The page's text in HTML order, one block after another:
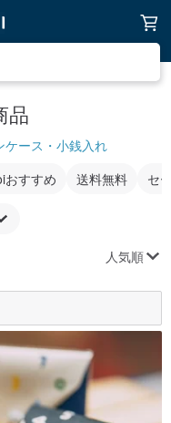
品
ケース・小銭入れ
おすすめ 送料無料 セ
人気順